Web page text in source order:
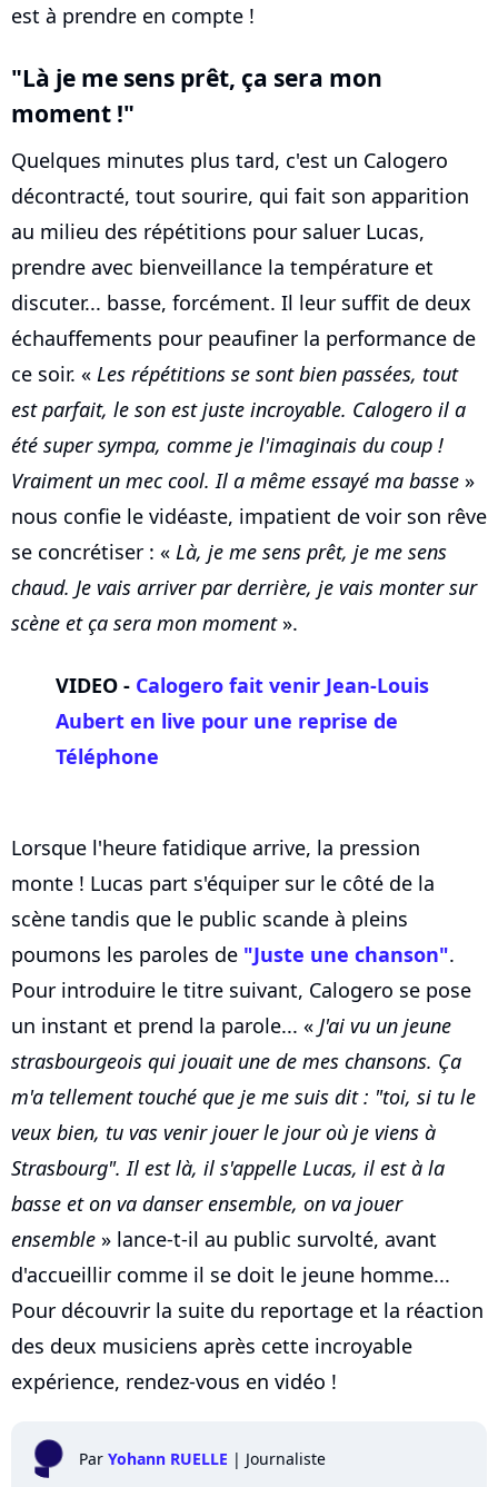
est à prendre en compte !
"Là je me sens prêt, ça sera mon
moment !"
Quelques minutes plus tard, c'est un Calogero
décontracté, tout sourire, qui fait son apparition
au milieu des répétitions pour saluer Lucas,
prendre avec bienveillance la température et
discuter... basse, forcément. Il leur suffit de deux
échauffements pour peaufiner la performance de
ce soir. « Les répétitions se sont bien passées, tout
est parfait, le son est juste incroyable. Calogero il a
été super sympa, comme je l'imaginais du coup !
Vraiment un mec cool. Il a même essayé ma basse »
nous confie le vidéaste, impatient de voir son rêve
se concrétiser : « Là, je me sens prêt, je me sens
chaud. Je vais arriver par derrière, je vais monter sur
scène et ça sera mon moment».
VIDEO - Calogero fait venir Jean-Louis
Aubert en live pour une reprise de
Téléphone
Lorsque l'heure fatidique arrive, la pression
monte ! Lucas part s'équiper sur le côté de la
scène tandis que le public scande à pleins
poumons les paroles de "Juste une chanson".
Pour introduire le titre suivant, Calogero se pose
un instant et prend la parole... « J'ai vu un jeune
strasbourgeois qui jouait une de mes chansons. Ça
m'a tellement touché que je me suis dit : "toi, si tu le
veux bien, tu vas venir jouer le jour où je viens à
Strasbourg". Il est là, il s'appelle Lucas, il est à la
basse et on va danser ensemble, on va jouer
ensemble » lance-t-il au public survolté, avant
d'accueillir comme il se doit le jeune homme...
Pour découvrir la suite du reportage et la réaction
des deux musiciens après cette incroyable
expérience, rendez-vous en vidéo !
Par Yohann RUELLE | Journaliste